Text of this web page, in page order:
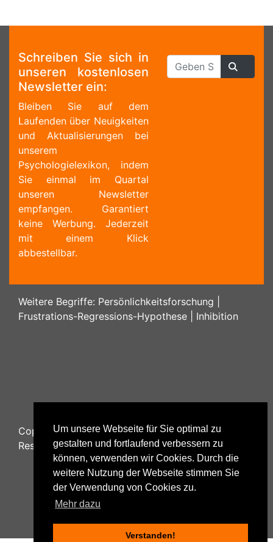
Um unsere Webseite für Sie optimal zu
gestalten und fortlaufend verbessern zu
können, verwenden wir Cookies. Durch die
weitere Nutzung der Webseite stimmen Sie
der Verwendung von Cookies zu.
Mehr dazu
Verstanden!
Schreiben Sie sich in
unseren kostenlosen
Newsletter ein:
Bleiben Sie auf dem
Laufenden über Neuigkeiten
und Aktualisierungen bei
unserem
Psychologielexikon, indem
Sie einmal im Quartal
unseren Newsletter
empfangen. Garantiert
keine Werbung. Jederzeit
mit einem Klick
abbestellbar.
Weitere Begriffe: Persönlichkeitsforschung
Frustrations-Regressions-Hypothese
Inhibition
Copyright ©2026Psychology48.com - All Rights
Reserved.
Datenschutzhinweise